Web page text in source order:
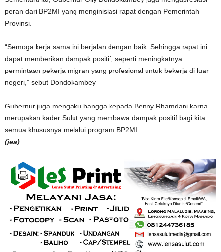
peran dari BP2MI yang menginisiasi rapat dengan Pemerintah
Provinsi.
“Semoga kerja sama ini berjalan dengan baik. Sehingga rapat ini
dapat memberikan dampak positif, seperti meningkatnya
permintaan pekerja migran yang profesional untuk bekerja di luar
negeri,” sebut Dondokambey
Gubernur juga mengaku bangga kepada Benny Rhamdani karna
merupakan kader Sulut yang membawa dampak positif bagi kita
semua khususnya melalui program BP2MI.
(jea)